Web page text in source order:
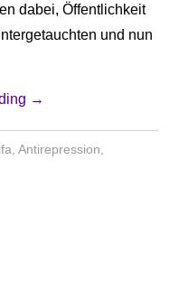
dabei, Öffentlichkeit
und nun
→
Antirepression